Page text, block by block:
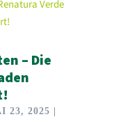
– Die
23, 2025 |